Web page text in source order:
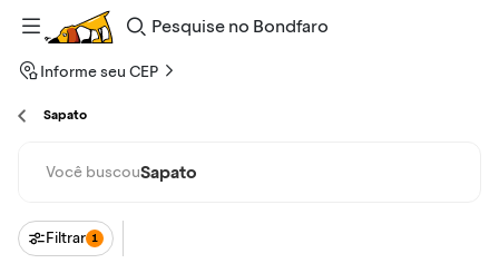
Pesquise
Bondfaro
Informe seu CEP
Sapato
Você buscouSapato
Filtrar 1